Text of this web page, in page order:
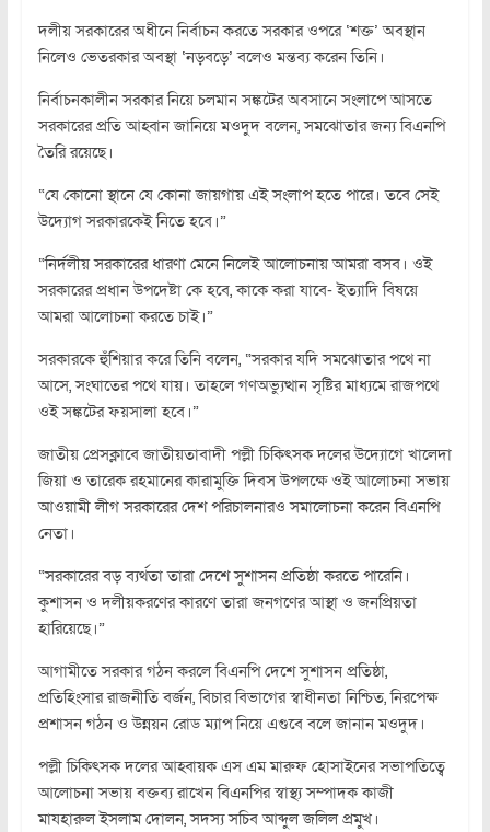
দলীয় সরকারের অধীনে নির্বাচন করতে সরকার ওপরে ‘শক্ত’ অবস্থান
নিলেও ভেতরকার অবস্থা ‘নড়বড়ে’ বলেও মন্তব্য করেন তিনি।
নির্বাচনকালীন সরকার নিয়ে চলমান সঙ্কটের অবসানে সংলাপে আসতে
সরকারের প্রতি আহ্বান জানিয়ে মওদুদ বলেন, সমঝোতার জন্য বিএনপি
তৈরি রয়েছে।
“যে কোনো স্থানে যে কোনা জায়গায় এই সংলাপ হতে পারে। তবে সেই
উদ্যোগ সরকারকেই নিতে হবে।”
“নির্দলীয় সরকারের ধারণা মেনে নিলেই আলোচনায় আমরা বসব। ওই
সরকারের প্রধান উপদেষ্টা কে হবে, কাকে করা যাবে- ইত্যাদি বিষয়ে
আমরা আলোচনা করতে চাই।”
সরকারকে হুঁশিয়ার করে তিনি বলেন, “সরকার যদি সমঝোতার পথে না
আসে, সংঘাতের পথে যায়। তাহলে গণঅভ্যুত্থান সৃষ্টির মাধ্যমে রাজপথে
ওই সঙ্কটের ফয়সালা হবে।”
জাতীয় প্রেসক্লাবে জাতীয়তাবাদী পল্লী চিকিৎসক দলের উদ্যোগে খালেদা
জিয়া ও তারেক রহমানের কারামুক্তি দিবস উপলক্ষে ওই আলোচনা সভায়
আওয়ামী লীগ সরকারের দেশ পরিচালনারও সমালোচনা করেন বিএনপি
নেতা।
“সরকারের বড় ব্যর্থতা তারা দেশে সুশাসন প্রতিষ্ঠা করতে পারেনি।
কুশাসন ও দলীয়করণের কারণে তারা জনগণের আস্থা ও জনপ্রিয়তা
হারিয়েছে।”
আগামীতে সরকার গঠন করলে বিএনপি দেশে সুশাসন প্রতিষ্ঠা,
প্রতিহিংসার রাজনীতি বর্জন, বিচার বিভাগের স্বাধীনতা নিশ্চিত, নিরপেক্ষ
প্রশাসন গঠন ও উন্নয়ন রোড ম্যাপ নিয়ে এগুবে বলে জানান মওদুদ।
পল্লী চিকিৎসক দলের আহ্বায়ক এস এম মারুফ হোসাইনের সভাপতিত্বে
আলোচনা সভায় বক্তব্য রাখেন বিএনপির স্বাস্থ্য সম্পাদক কাজী
মাযহারুল ইসলাম দোলন, সদস্য সচিব আব্দুল জলিল প্রমুখ।